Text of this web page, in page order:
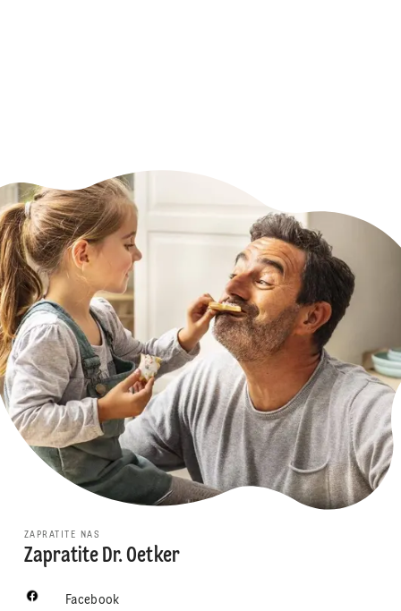
ZAPRATITE NAS
Zapratite Dr. Oetker
Facebook